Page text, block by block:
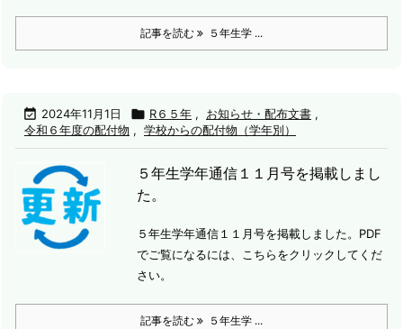
記事を読む ５年生学 ...
 2024年11月1日  R６５年 , お知らせ・配布文書 ,
令和６年度の配付物 , 学校からの配付物（学年別）
５年生学年通信１１月号を掲載しまし
た。
５年生学年通信１１月号を掲載しました。 PDF
でご覧になるには、こちらをクリックしてくだ
さい。
記事を読む ５年生学 ...